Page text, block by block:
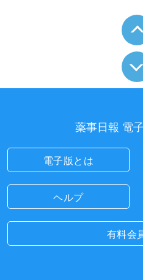
薬事日報 電
電子版とは
ヘルプ
有料会